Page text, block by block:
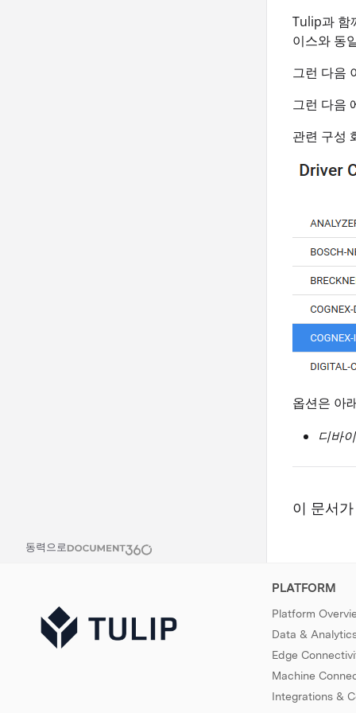
동력으로
Tulip과 함
이스와 동
그런 다음
그런 다음
관련 구성
옵션은 아
디바
이 문서
PLATFORM
Platform
Data &
Edge
Machine
Integrations &